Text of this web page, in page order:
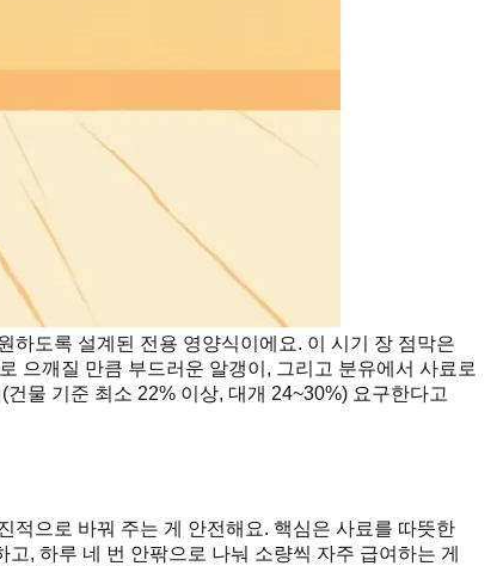
하도록 설계된 전용 영양식이에요. 이 시기 장 점막은
으깨질 만큼 부드러운 알갱이, 그리고 분유에서 사료로
물 기준 최소 22% 이상, 대개 24~30%) 요구한다고
적으로 바꿔 주는 게 안전해요. 핵심은 사료를 따뜻한
, 하루 네 번 안팎으로 나눠 소량씩 자주 급여하는 게